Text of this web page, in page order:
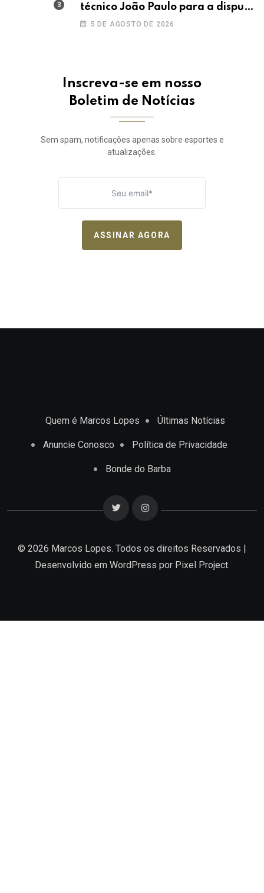
técnico João Paulo para a disputa
da elite do Campeonato Potiguar
5 DE AGOSTO DE 2026
Inscreva-se em nosso
Boletim de Notícias
Sem spam, notificações apenas sobre esportes e
atualizações.
ASSINAR AGORA
Quem é Marcos Lopes Últimas Notícias
Anuncie Conosco Política de Privacidade
Bonde do Barba
© 2026 Marcos Lopes. Todos os direitos Reservados |
Desenvolvido em WordPress por Pixel Project.